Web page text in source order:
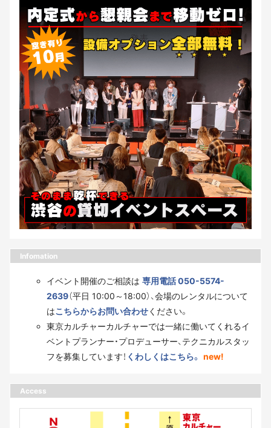
Infomation
イベント開催のご相談は 専用電話 050-5574-
2639（平日 10:00～18:00）、会場のレンタルについて
はこちらからお問い合わせください。
東京カルチャーカルチャーでは一緒に働いてくれるイ
ベントプランナー・プロデューサー、テクニカルスタッ
フを募集しています！ くわしくはこちら。 new!
Access